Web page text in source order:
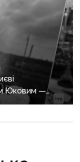
Юковим —